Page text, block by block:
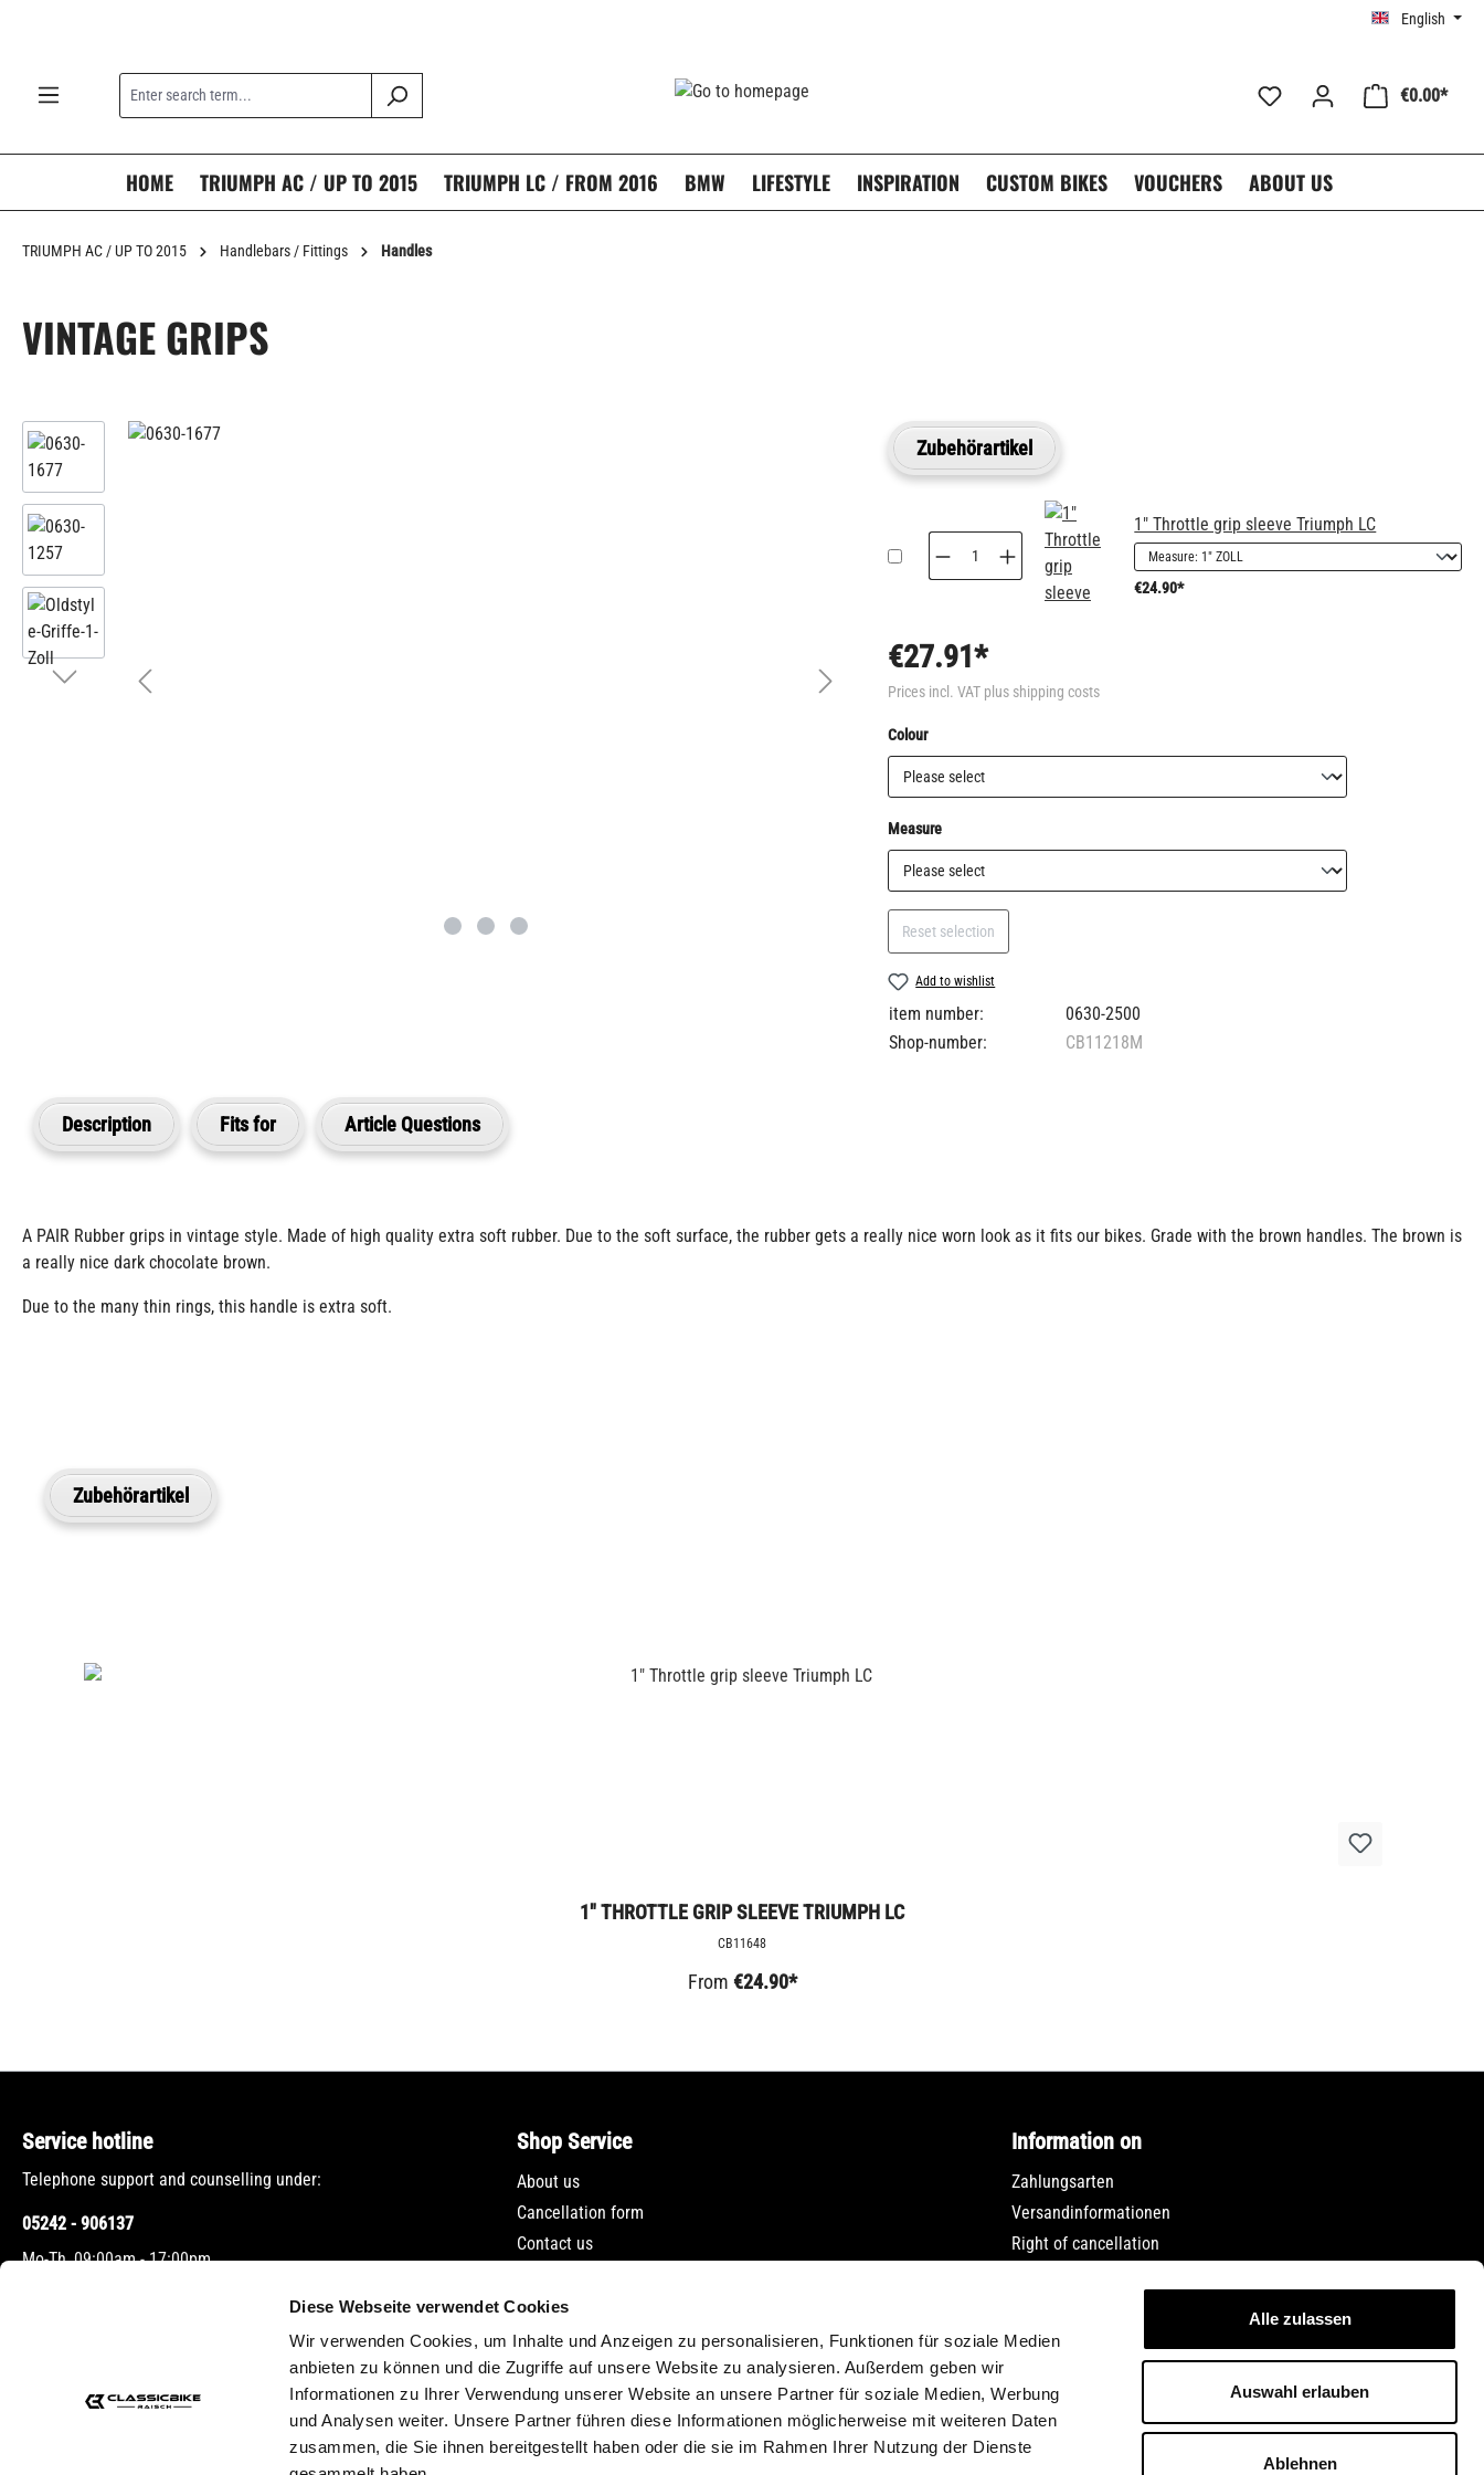
Diese Webseite verwendet Cookies
Wir verwenden Cookies, um Inhalte und Anzeigen zu personalisieren, Funktionen für soziale Medien
anbieten zu können und die Zugriffe auf unsere Website zu analysieren. Außerdem geben wir
Informationen zu Ihrer Verwendung unserer Website an unsere Partner für soziale Medien, Werbung
und Analysen weiter. Unsere Partner führen diese Informationen möglicherweise mit weiteren Daten
zusammen, die Sie ihnen bereitgestellt haben oder die sie im Rahmen Ihrer Nutzung der Dienste
Alle zulassen
Auswahl erlauben
Ablehnen
English
€0.00*
HOME TRIUMPH AC / UP TO 2015 TRIUMPH LC / FROM 2016 BMW LIFESTYLE INSPIRATION CUSTOM BIKES VOUCHERS ABOUT US
TRIUMPH AC / UP TO 2015 Handlebars / Fittings Handles
VINTAGE GRIPS
Skip image gallery
Zubehörartikel
1" Throttle grip sleeve Triumph LC
€24.90*
€27.91*
Prices incl. VAT plus shipping costs
Select
Colour
Select
Measure
Reset selection
Add to wishlist
item number:
0630-2500
Shop-number:
CB11218M
Description Fits for Article Questions
A PAIR Rubber grips in vintage style. Made of high quality extra soft rubber. Due to the soft surface, the rubber gets a really nice worn look as it fits our bikes. Grade with the brown handles. The brown is
a really nice dark chocolate brown.
Due to the many thin rings, this handle is extra soft.
Zubehörartikel
1" THROTTLE GRIP SLEEVE TRIUMPH LC
CB11648
From €24.90*
Service hotline
Telephone support and counselling under:
05242 - 906137
Mo-Th, 09:00am - 17:00pm
Shop Service
About us
Cancellation form
Contact us
Information on
Zahlungsarten
Versandinformationen
Right of cancellation
Imprint